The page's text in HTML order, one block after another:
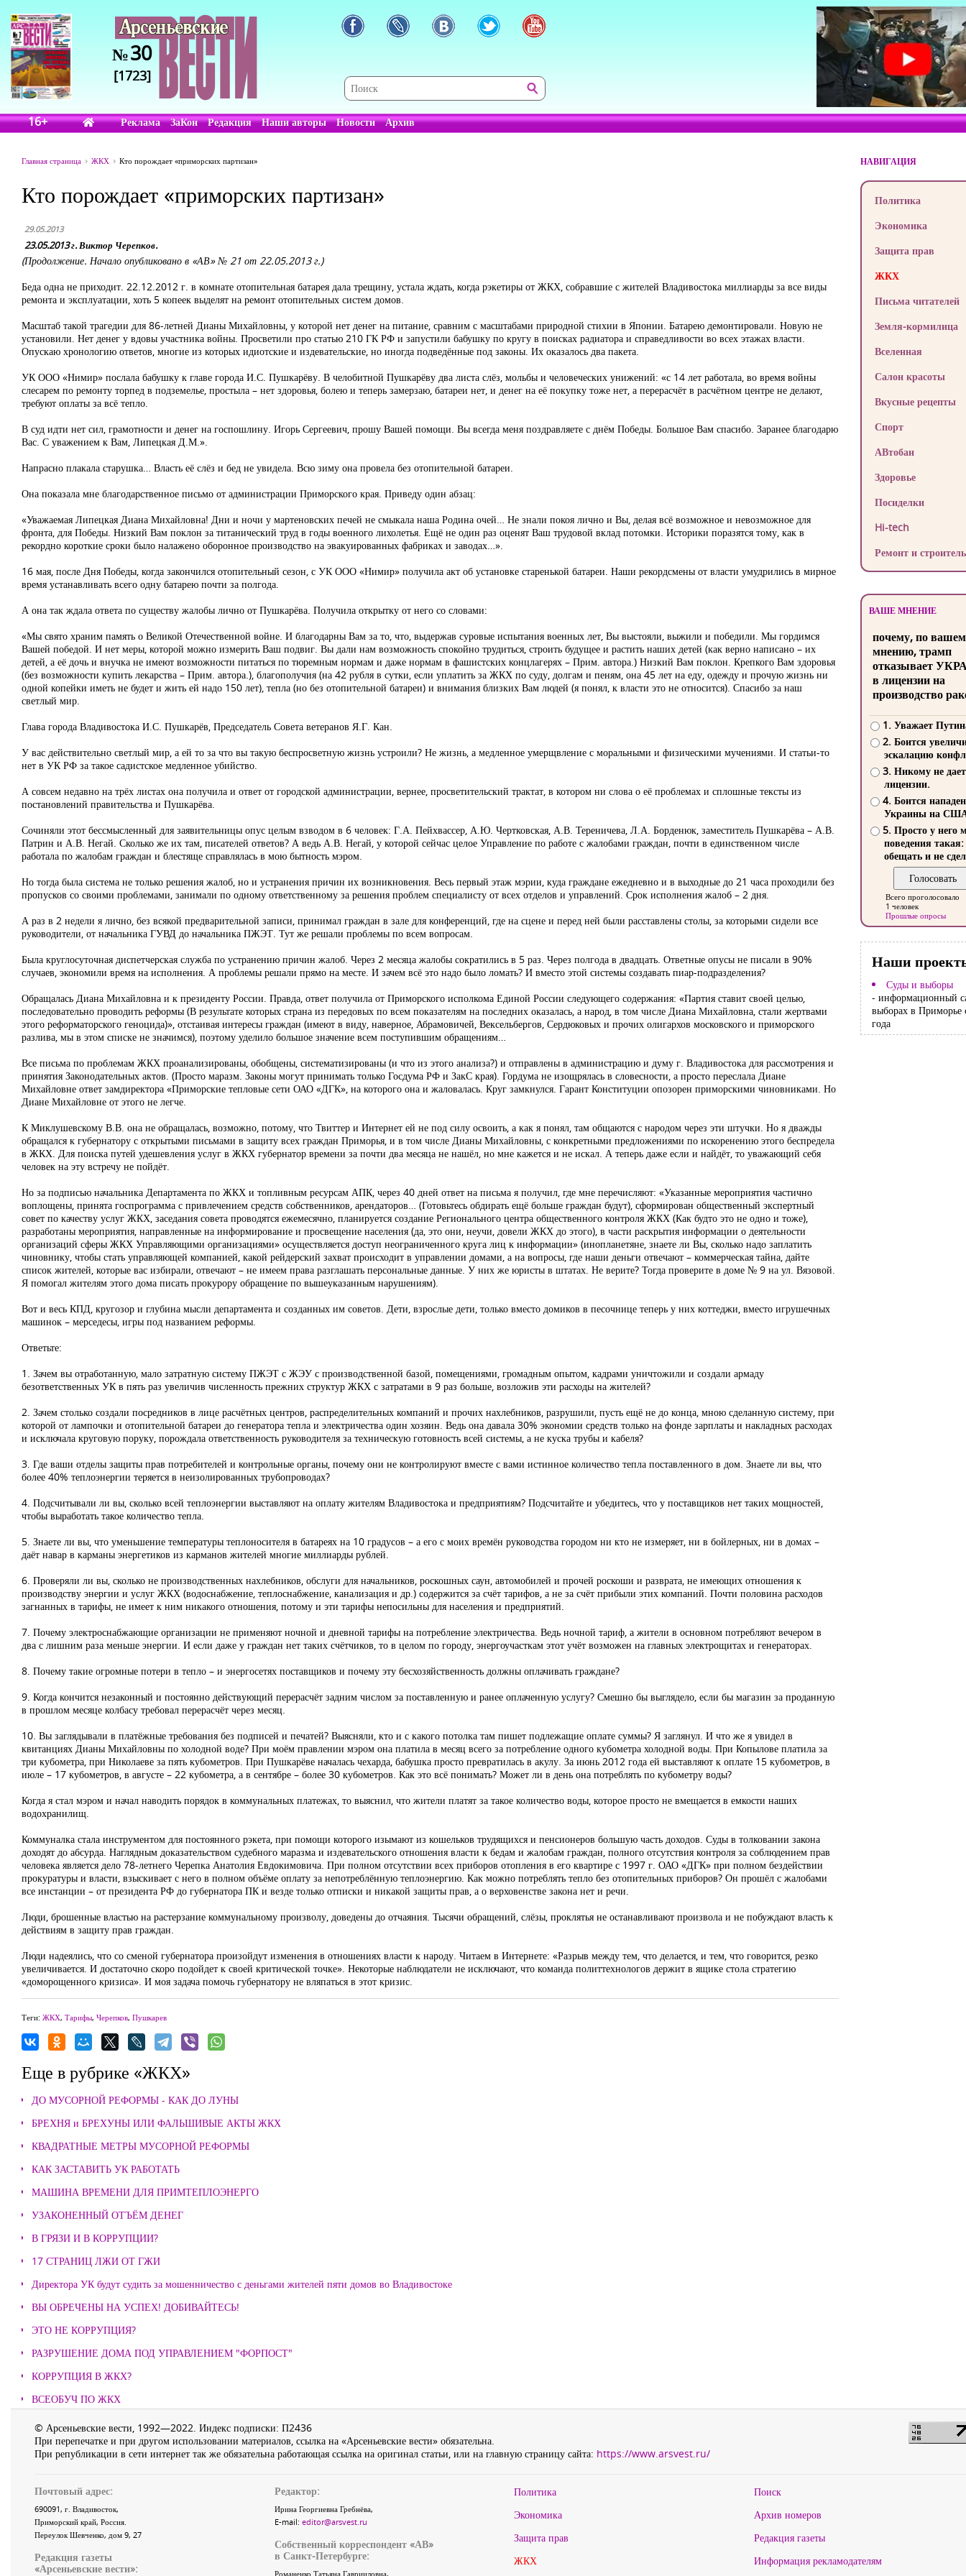
№30
[1723]
16+ Реклама ЗаКон Редакция Наши авторы Новости Архив
Главная страница ЖКХ Кто порождает «приморских партизан»
Кто порождает «приморских партизан»
29.05.2013
23.05.2013 г. Виктор Черепков.
(Продолжение. Начало опубликовано в «АВ» № 21 от 22.05.2013 г.)
Беда одна не приходит. 22.12.2012 г. в комнате отопительная батарея дала трещину, устала ждать, когда рэкетиры от ЖКХ, собравшие с жителей Владивостока миллиарды за все виды
ремонта и эксплуатации, хоть 5 копеек выделят на ремонт отопительных систем домов.
Масштаб такой трагедии для 86-летней Дианы Михайловны, у которой нет денег на питание, сравним с масштабами природной стихии в Японии. Батарею демонтировали. Новую не
установили. Нет денег у вдовы участника войны. Просветили про статью 210 ГК РФ и запустили бабушку по кругу в поисках радиатора и справедливости во всех этажах власти.
Опускаю хронологию ответов, многие из которых идиотские и издевательские, но иногда подведённые под законы. Их оказалось два пакета.
УК ООО «Нимир» послала бабушку к главе города И.С. Пушкарёву. В челобитной Пушкарёву два листа слёз, мольбы и человеческих унижений: «с 14 лет работала, во время войны
слесарем по ремонту торпед в подземелье, простыла – нет здоровья, болею и теперь замерзаю, батареи нет, и денег на её покупку тоже нет, а перерасчёт в расчётном центре не делают,
требуют оплаты за всё тепло.
В суд идти нет сил, грамотности и денег на госпошлину. Игорь Сергеевич, прошу Вашей помощи. Вы всегда меня поздравляете с днём Победы. Большое Вам спасибо. Заранее благодарю
Вас. С уважением к Вам, Липецкая Д.М.».
Напрасно плакала старушка… Власть её слёз и бед не увидела. Всю зиму она провела без отопительной батареи.
Она показала мне благодарственное письмо от администрации Приморского края. Приведу один абзац:
«Уважаемая Липецкая Диана Михайловна! Дни и ночи у мартеновских печей не смыкала наша Родина очей… Не знали покоя лично и Вы, делая всё возможное и невозможное для
фронта, для Победы. Низкий Вам поклон за титанический труд в годы военного лихолетья. Ещё не один раз оценят Ваш трудовой вклад потомки. Историки поразятся тому, как в
рекордно короткие сроки было налажено оборонное производство на эвакуированных фабриках и заводах…».
16 мая, после Дня Победы, когда закончился отопительный сезон, с УК ООО «Нимир» получила акт об установке старенькой батареи. Наши рекордсмены от власти умудрились в мирное
время устанавливать всего одну батарею почти за полгода.
А она так ждала ответа по существу жалобы лично от Пушкарёва. Получила открытку от него со словами:
«Мы свято храним память о Великой Отечественной войне. И благодарны Вам за то, что, выдержав суровые испытания военных лет, Вы выстояли, выжили и победили. Мы гордимся
Вашей победой. И нет меры, которой можно измерить Ваш подвиг. Вы дали нам возможность спокойно трудиться, строить будущее и растить наших детей (как верно написано – их
детей, а её дочь и внучка не имеют возможности питаться по тюремным нормам и даже нормам в фашистских концлагерях – Прим. автора.) Низкий Вам поклон. Крепкого Вам здоровья
(без возможности купить лекарства – Прим. автора.), благополучия (на 42 рубля в сутки, если уплатить за ЖКХ по суду, долгам и пеням, она 45 лет на еду, одежду и прочую жизнь ни
одной копейки иметь не будет и жить ей надо 150 лет), тепла (но без отопительной батареи) и внимания близких Вам людей (я понял, к власти это не относится). Спасибо за наш
светлый мир.
Глава города Владивостока И.С. Пушкарёв, Председатель Совета ветеранов Я.Г. Кан.
У вас действительно светлый мир, а ей то за что вы такую беспросветную жизнь устроили? Не жизнь, а медленное умерщвление с моральными и физическими мучениями. И статьи-то
нет в УК РФ за такое садистское медленное убийство.
А совсем недавно на трёх листах она получила и ответ от городской администрации, вернее, просветительский трактат, в котором ни слова о её проблемах и сплошные тексты из
постановлений правительства и Пушкарёва.
Сочиняли этот бессмысленный для заявительницы опус целым взводом в 6 человек: Г.А. Пейхвассер, А.Ю. Чертковская, А.В. Тереничева, Л.А. Борденюк, заместитель Пушкарёва – А.В.
Патрин и А.В. Негай. Сколько же их там, писателей ответов? А ведь А.В. Негай, у которой сейчас целое Управление по работе с жалобами граждан, почти в единственном числе
работала по жалобам граждан и блестяще справлялась в мою бытность мэром.
Но тогда была система не только решения жалоб, но и устранения причин их возникновения. Весь первый этаж мэрии, куда граждане ежедневно и в выходные до 21 часа проходили без
пропусков со своими проблемами, занимали по одному ответственному за решения проблем специалисту от всех отделов и управлений. Срок исполнения жалоб – 2 дня.
А раз в 2 недели я лично, без всякой предварительной записи, принимал граждан в зале для конференций, где на сцене и перед ней были расставлены столы, за которыми сидели все
руководители, от начальника ГУВД до начальника ПЖЭТ. Тут же решали проблемы по всем вопросам.
Была круглосуточная диспетчерская служба по устранению причин жалоб. Через 2 месяца жалобы сократились в 5 раз. Через полгода в двадцать. Ответные опусы не писали в 90%
случаев, экономили время на исполнения. А проблемы решали прямо на месте. И зачем всё это надо было ломать? И вместо этой системы создавать пиар-подразделения?
Обращалась Диана Михайловна и к президенту России. Правда, ответ получила от Приморского исполкома Единой России следующего содержания: «Партия ставит своей целью,
последовательно проводить реформы (В результате которых страна из передовых по всем показателям на последних оказалась, а народ, в том числе Диана Михайловна, стали жертвами
этого реформаторского геноцида)», отстаивая интересы граждан (имеют в виду, наверное, Абрамовичей, Вексельбергов, Сердюковых и прочих олигархов московского и приморского
разлива, мы в этом списке не значимся), поэтому уделило большое значение всем поступившим обращениям…
Все письма по проблемам ЖКХ проанализированы, обобщены, систематизированы (и что из этого анализа?) и отправлены в администрацию и думу г. Владивостока для рассмотрения и
принятия Законодательных актов. (Просто маразм. Законы могут принимать только Госдума РФ и ЗакС края). Гордума не изощрялась в словесности, а просто переслала Диане
Михайловне ответ замдиректора «Приморские тепловые сети ОАО «ДГК», на которого она и жаловалась. Круг замкнулся. Гарант Конституции опозорен приморскими чиновниками. Но
Диане Михайловне от этого не легче.
К Миклушевскому В.В. она не обращалась, возможно, потому, что Твиттер и Интернет ей не под силу освоить, а как я понял, там общаются с народом через эти штучки. Но я дважды
обращался к губернатору с открытыми письмами в защиту всех граждан Приморья, и в том числе Дианы Михайловны, с конкретными предложениями по искоренению этого беспредела
в ЖКХ. Для поиска путей удешевления услуг в ЖКХ губернатор времени за почти два месяца не нашёл, но мне кажется и не искал. А теперь даже если и найдёт, то уважающий себя
человек на эту встречу не пойдёт.
Но за подписью начальника Департамента по ЖКХ и топливным ресурсам АПК, через 40 дней ответ на письма я получил, где мне перечисляют: «Указанные мероприятия частично
воплощены, принята госпрограмма с привлечением средств собственников, арендаторов… (Готовьтесь обдирать ещё больше граждан будут), сформирован общественный экспертный
совет по качеству услуг ЖКХ, заседания совета проводятся ежемесячно, планируется создание Регионального центра общественного контроля ЖКХ (Как будто это не одно и тоже),
разработаны мероприятия, направленные на информирование и просвещение населения (да, это они, неучи, довели ЖКХ до этого), в части раскрытия информации о деятельности
организаций сферы ЖКХ Управляющими организациями» осуществляется доступ неограниченного круга лиц к информации» (инопланетяне, знаете ли Вы, сколько надо заплатить
чиновнику, чтобы стать управляющей компанией, какой рейдерский захват происходит в управлении домами, а на вопросы, где наши деньги отвечают – коммерческая тайна, дайте
список жителей, которые вас избирали, отвечают – не имеем права разглашать персональные данные. У них же юристы в штатах. Не верите? Тогда проверите в доме № 9 на ул. Вязовой.
Я помогал жителям этого дома писать прокурору обращение по вышеуказанным нарушениям).
Вот и весь КПД, кругозор и глубина мысли департамента и созданных им советов. Дети, взрослые дети, только вместо домиков в песочнице теперь у них коттеджи, вместо игрушечных
машинок – мерседесы, игры под названием реформы.
Ответьте:
1. Зачем вы отработанную, мало затратную систему ПЖЭТ с ЖЭУ с производственной базой, помещениями, громадным опытом, кадрами уничтожили и создали армаду
безответственных УК в пять раз увеличив численность прежних структур ЖКХ с затратами в 9 раз больше, возложив эти расходы на жителей?
2. Зачем столько создали посредников в лице расчётных центров, распределительных компаний и прочих нахлебников, разрушили, пусть ещё не до конца, мною сделанную систему, при
которой от лампочки и отопительной батареи до генератора тепла и электричества один хозяин. Ведь она давала 30% экономии средств только на фонде зарплаты и накладных расходах
и исключала круговую поруку, порождала ответственность руководителя за техническую готовность всей системы, а не куска трубы и кабеля?
3. Где ваши отделы защиты прав потребителей и контрольные органы, почему они не контролируют вместе с вами истинное количество тепла поставленного в дом. Знаете ли вы, что
более 40% теплоэнергии теряется в неизолированных трубопроводах?
4. Подсчитывали ли вы, сколько всей теплоэнергии выставляют на оплату жителям Владивостока и предприятиям? Подсчитайте и убедитесь, что у поставщиков нет таких мощностей,
чтобы выработать такое количество тепла.
5. Знаете ли вы, что уменьшение температуры теплоносителя в батареях на 10 градусов – а его с моих времён руководства городом ни кто не измеряет, ни в бойлерных, ни в домах –
даёт навар в карманы энергетиков из карманов жителей многие миллиарды рублей.
6. Проверяли ли вы, сколько не производственных нахлебников, обслуги для начальников, роскошных саун, автомобилей и прочей роскоши и разврата, не имеющих отношения к
производству энергии и услуг ЖКХ (водоснабжение, теплоснабжение, канализация и др.) содержится за счёт тарифов, а не за счёт прибыли этих компаний. Почти половина расходов
загнанных в тарифы, не имеет к ним никакого отношения, потому и эти тарифы непосильны для населения и предприятий.
7. Почему электроснабжающие организации не применяют ночной и дневной тарифы на потребление электричества. Ведь ночной тариф, а жители в основном потребляют вечером в
два с лишним раза меньше энергии. И если даже у граждан нет таких счётчиков, то в целом по городу, энергоучасткам этот учёт возможен на главных электрощитах и генераторах.
8. Почему такие огромные потери в тепло – и энергосетях поставщиков и почему эту бесхозяйственность должны оплачивать граждане?
9. Когда кончится незаконный и постоянно действующий перерасчёт задним числом за поставленную и ранее оплаченную услугу? Смешно бы выглядело, если бы магазин за проданную
в прошлом месяце колбасу требовал перерасчёт через месяц.
10. Вы заглядывали в платёжные требования без подписей и печатей? Выясняли, кто и с какого потолка там пишет подлежащие оплате суммы? Я заглянул. И что же я увидел в
квитанциях Дианы Михайловны по холодной воде? При моём правлении мэром она платила в месяц всего за потребление одного кубометра холодной воды. При Копылове платила за
три кубометра, при Николаеве за пять кубометров. При Пушкарёве началась чехарда, бабушка просто превратилась в акулу. За июнь 2012 года ей выставляют к оплате 15 кубометров, в
июле – 17 кубометров, в августе – 22 кубометра, а в сентябре – более 30 кубометров. Как это всё понимать? Может ли в день она потреблять по кубометру воды?
Когда я стал мэром и начал наводить порядок в коммунальных платежах, то выяснил, что жители платят за такое количество воды, которое просто не вмещается в емкости наших
водохранилищ.
Коммуналка стала инструментом для постоянного рэкета, при помощи которого изымают из кошельков трудящихся и пенсионеров большую часть доходов. Суды в толковании закона
доходят до абсурда. Наглядным доказательством судебного маразма и издевательского отношения власти к бедам и жалобам граждан, полного отсутствия контроля за соблюдением прав
человека является дело 78-летнего Черепка Анатолия Евдокимовича. При полном отсутствии всех приборов отопления в его квартире с 1997 г. ОАО «ДГК» при полном бездействии
прокуратуры и власти, взыскивает с него в полном объёме оплату за непотреблённую теплоэнергию. Как можно потреблять тепло без отопительных приборов? Он прошёл с жалобами
все инстанции – от президента РФ до губернатора ПК и везде только отписки и никакой защиты прав, а о верховенстве закона нет и речи.
Люди, брошенные властью на растерзание коммунальному произволу, доведены до отчаяния. Тысячи обращений, слёзы, проклятья не останавливают произвола и не побуждают власть к
действиям в защиту прав граждан.
Люди надеялись, что со сменой губернатора произойдут изменения в отношениях власти к народу. Читаем в Интернете: «Разрыв между тем, что делается, и тем, что говорится, резко
увеличивается. И достаточно скоро подойдет к своей критической точке». Некоторые наблюдатели не исключают, что команда политтехнологов держит в ящике стола стратегию
«доморощенного кризиса». И моя задача помочь губернатору не вляпаться в этот кризис.
Теги: ЖКХ, Тарифы, Черепков, Пушкарев
Еще в рубрике «ЖКХ»
ДО МУСОРНОЙ РЕФОРМЫ - КАК ДО ЛУНЫ
БРЕХНЯ и БРЕХУНЫ ИЛИ ФАЛЬШИВЫЕ АКТЫ ЖКХ
КВАДРАТНЫЕ МЕТРЫ МУСОРНОЙ РЕФОРМЫ
КАК ЗАСТАВИТЬ УК РАБОТАТЬ
МАШИНА ВРЕМЕНИ ДЛЯ ПРИМТЕПЛОЭНЕРГО
УЗАКОНЕННЫЙ ОТЪЁМ ДЕНЕГ
В ГРЯЗИ И В КОРРУПЦИИ?
17 СТРАНИЦ ЛЖИ ОТ ГЖИ
Директора УК будут судить за мошенничество с деньгами жителей пяти домов во Владивостоке
ВЫ ОБРЕЧЕНЫ НА УСПЕХ! ДОБИВАЙТЕСЬ!
ЭТО НЕ КОРРУПЦИЯ?
РАЗРУШЕНИЕ ДОМА ПОД УПРАВЛЕНИЕМ "ФОРПОСТ"
КОРРУПЦИЯ В ЖКХ?
ВСЕОБУЧ ПО ЖКХ
НАВИГАЦИЯ
Политика
Экономика
Защита прав
ЖКХ
Письма читателей
Земля-кормилица
Вселенная
Салон красоты
Вкусные рецепты
Спорт
АВтобан
Здоровье
Посиделки
Hi-tech
Ремонт и
ВАШЕ МНЕНИЕ
почему, по
мнению, трамп
отказывает
в лицензии на
производство
1. Уважает
2. Боится
эскалацию
3. Никому не
лицензии.
4. Боится
Украины на
5. Просто у него
поведения такая:
обещать и не
Всего проголосовало
1 человек
Прошлые опросы
Наши
Суды и выборы
- информационный
выборах в Приморье
года
© Арсеньевские вести, 1992—2022. Индекс подписки: П2436
При перепечатке и при другом использовании материалов, ссылка на «Арсеньевские вести» обязательна.
При републикации в сети интернет так же обязательна работающая ссылка на оригинал статьи, или на главную страницу сайта: https://www.arsvest.ru/
Почтовый адрес:
690091, г. Владивосток,
Приморский край, Россия.
Переулок Шевченко, дом 9, 27
Редакция газеты
«Арсеньевские вести»:
Редактор:
Ирина Георгиевна Гребнёва,
E-mail: editor@arsvest.ru
Собственный корреспондент «АВ»
в Санкт-Петербурге:
Романенко Татьяна Гаврииловна,
Политика
Экономика
Защита прав
ЖКХ
Поиск
Архив номеров
Редакция газеты
Информация рекламодателям